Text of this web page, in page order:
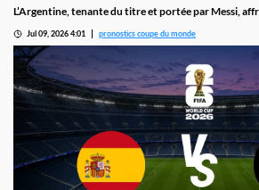
L’Argentine, tenante du titre et portée par Messi,
Manzambi, mise sur sa solidité défensive pour créer
Jul 09, 2026 4:01 pronostics coupe du monde